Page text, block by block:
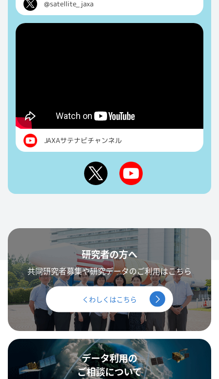
@satellite_jaxa
JAXAサテナビチャンネル
研究者の方へ
共同研究者募集や研究データのご利用はこちら
くわしくはこちら
データ利用の
ご相談について